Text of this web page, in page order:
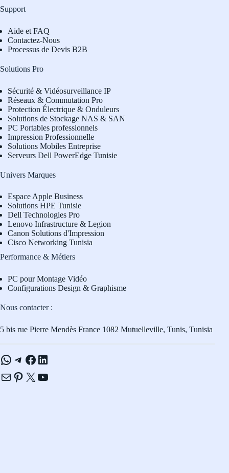
Support
Aide et FAQ
Contactez-Nous
Processus de Devis B2B
Solutions Pro
Sécurité & Vidéosurveillance IP
Réseaux & Commutation Pro
Protection Électrique & Onduleurs
Solutions de Stockage NAS & SAN
PC Portables professionnels
Impression Professionnelle
Solutions Mobiles Entreprise
Serveurs Dell PowerEdge Tunisie
Univers Marques
Espace Apple Business
Solutions HPE Tunisie
Dell Technologies Pro
Lenovo Infrastructure & Legion
Canon Solutions d'Impression
Cisco Networking Tunisia
Performance & Métiers
PC pour Montage Vidéo
Configurations Design & Graphisme
Nous contacter :
5 bis rue Pierre Mendès France 1082 Mutuelleville, Tunis, Tunisia
WhatsApp
Telegram
Facebook
LinkedIn
E-mailPinterest
X YouTube